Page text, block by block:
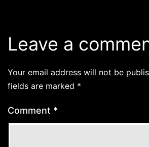
Leave a
Your email address will not be
fields are marked *
Comment *